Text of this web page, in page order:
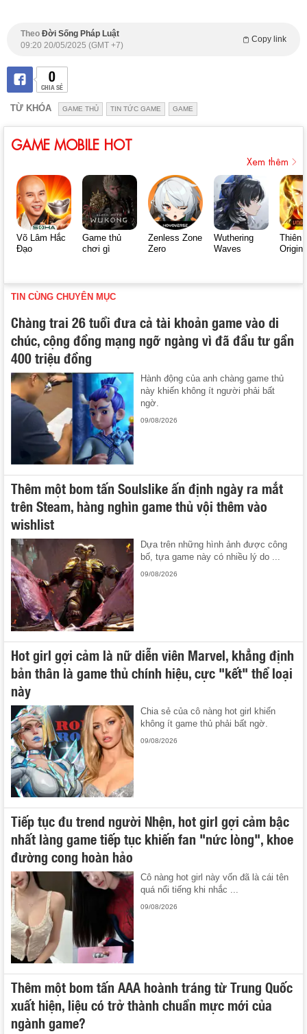
Theo Đời Sống Pháp Luật
Copy link
09:20 20/05/2025 (GMT +7)
0
CHIA SẺ
TỪ KHÓA GAME THỦ TIN TỨC GAME GAME
GAME MOBILE HOT
Xem thêm
Võ Lâm Hắc
Đạo
Game thủ
chơi gì
Zenless Zone
Zero
Wuthering
Waves
Thiên
Origin
TIN CÙNG CHUYÊN MỤC
Chàng trai 26 tuổi đưa cả tài khoản game vào di
chúc, cộng đồng mạng ngỡ ngàng vì đã đầu tư gần
400 triệu đồng
Hành động của anh chàng game thủ
này khiến không ít người phải bất
ngờ.
09/08/2026
Thêm một bom tấn Soulslike ấn định ngày ra mắt
trên Steam, hàng nghìn game thủ vội thêm vào
wishlist
Dựa trên những hình ảnh được công
bố, tựa game này có nhiều lý do ...
09/08/2026
Hot girl gợi cảm là nữ diễn viên Marvel, khẳng định
bản thân là game thủ chính hiệu, cực "kết" thể loại
này
Chia sẻ của cô nàng hot girl khiến
không ít game thủ phải bất ngờ.
09/08/2026
Tiếp tục đu trend người Nhện, hot girl gợi cảm bậc
nhất làng game tiếp tục khiến fan "nức lòng", khoe
đường cong hoàn hảo
Cô nàng hot girl này vốn đã là cái tên
quá nổi tiếng khi nhắc ...
09/08/2026
Thêm một bom tấn AAA hoành tráng từ Trung Quốc
xuất hiện, liệu có trở thành chuẩn mực mới của
ngành game?